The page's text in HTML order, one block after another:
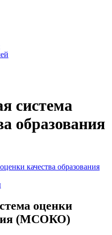
система
образования
качества образования
оценки
(МСОКО)